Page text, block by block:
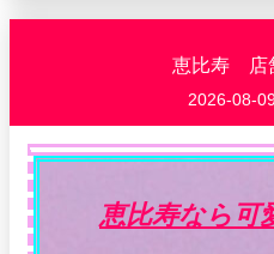
恵比寿 店
2026-08-
恵比寿なら可